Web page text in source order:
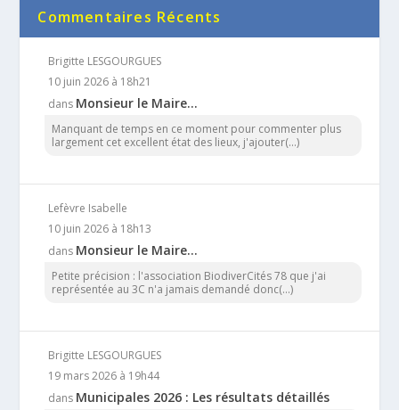
Commentaires Récents
Brigitte LESGOURGUES
10 juin 2026 à 18h21
dans Monsieur le Maire…
Manquant de temps en ce moment pour commenter plus
largement cet excellent état des lieux, j'ajouter(...)
Lefèvre Isabelle
10 juin 2026 à 18h13
dans Monsieur le Maire…
Petite précision : l'association BiodiverCités 78 que j'ai
représentée au 3C n'a jamais demandé donc(...)
Brigitte LESGOURGUES
19 mars 2026 à 19h44
dans Municipales 2026 : Les résultats détaillés